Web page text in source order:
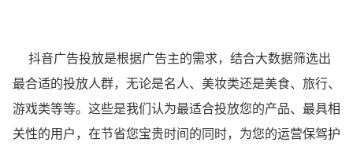
抖音广告投放是根据广告主的需求，结合大数据筛选出
最合适的投放人群，无论是名人、美妆类还是美食、旅行、
游戏类等等。这些是我们认为最适合投放您的产品、最具相
关性的用户，在节省您宝贵时间的同时，为您的运营保驾护